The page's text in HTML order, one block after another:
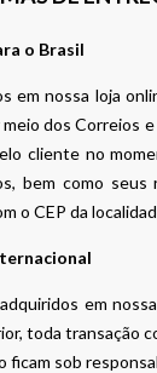
o Brasil
em nossa loja
dos Correios
cliente no
bem como seus
o CEP da
em
toda transação
ficam sob